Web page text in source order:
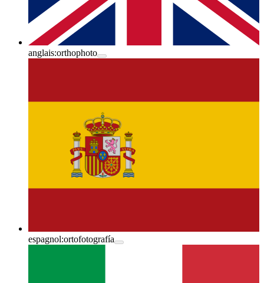
anglais:orthophoto
espagnol:ortofotografía